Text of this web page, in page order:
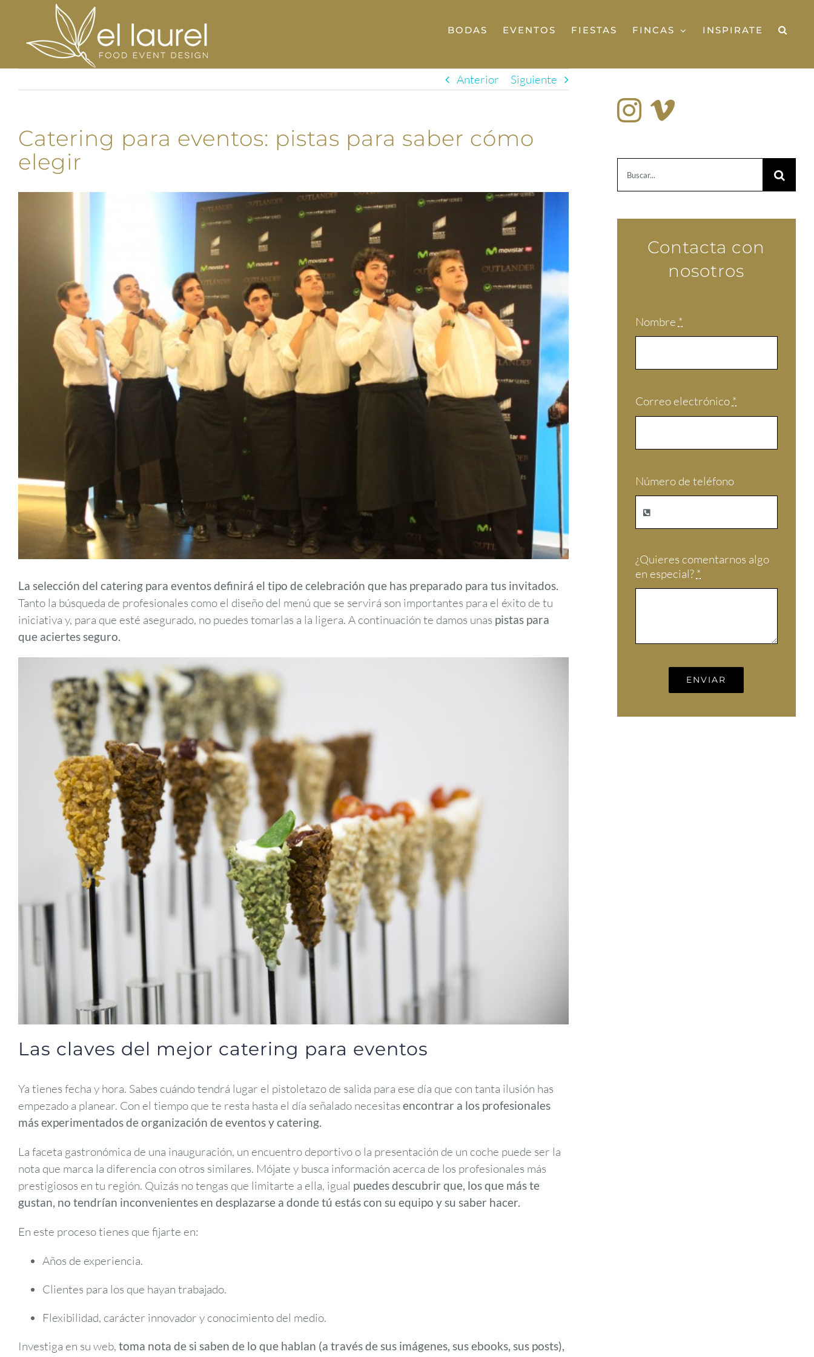
contenido
BODAS EVENTOS FIESTAS FINCAS INSPIRATE
Anterior Siguiente
Catering para eventos: pistas para saber cómo
elegir
La selección del catering para eventos definirá el tipo de celebración que has preparado para tus invitados.
Tanto la búsqueda de profesionales como el diseño del menú que se servirá son importantes para el éxito de tu
iniciativa y, para que esté asegurado, no puedes tomarlas a la ligera. A continuación te damos unas pistas para
que aciertes seguro.
Las claves del mejor catering para eventos
Ya tienes fecha y hora. Sabes cuándo tendrá lugar el pistoletazo de salida para ese día que con tanta ilusión has
empezado a planear. Con el tiempo que te resta hasta el día señalado necesitas encontrar a los profesionales
más experimentados de organización de eventos y catering.
La faceta gastronómica de una inauguración, un encuentro deportivo o la presentación de un coche puede ser la
nota que marca la diferencia con otros similares. Mójate y busca información acerca de los profesionales más
prestigiosos en tu región. Quizás no tengas que limitarte a ella, igual puedes descubrir que, los que más te
gustan, no tendrían inconvenientes en desplazarse a donde tú estás con su equipo y su saber hacer.
En este proceso tienes que fijarte en:
Años de experiencia.
Clientes para los que hayan trabajado.
Flexibilidad, carácter innovador y conocimiento del medio.
Investiga en su web, toma nota de si saben de lo que hablan (a través de sus imágenes, sus ebooks, sus posts),
Contacta con
nosotros
Nombre *
Correo electrónico *
Número de teléfono
¿Quieres comentarnos algo
en especial? *
ENVIAR